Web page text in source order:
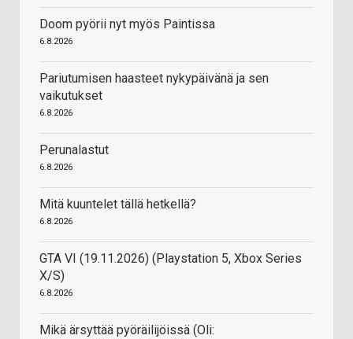
Doom pyörii nyt myös Paintissa
6.8.2026
Pariutumisen haasteet nykypäivänä ja sen
vaikutukset
6.8.2026
Perunalastut
6.8.2026
Mitä kuuntelet tällä hetkellä?
6.8.2026
GTA VI (19.11.2026) (Playstation 5, Xbox Series
X/S)
6.8.2026
Mikä ärsyttää pyöräilijöissä (Oli: